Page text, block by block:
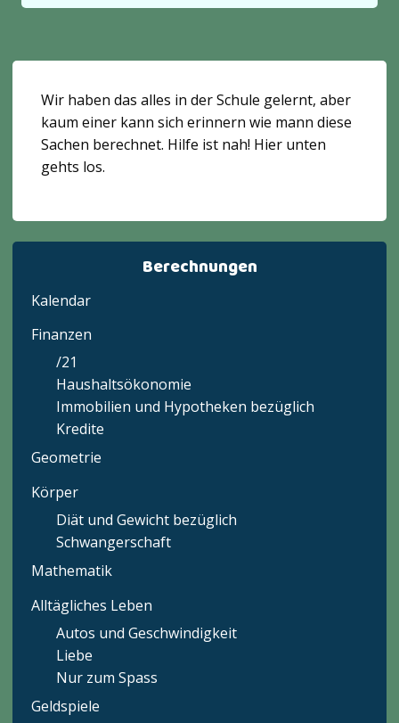
Wir haben das alles in der Schule gelernt, aber
kaum einer kann sich erinnern wie mann diese
Sachen berechnet. Hilfe ist nah! Hier unten
gehts los.
Berechnungen
Kalendar
Finanzen
/21
Haushaltsökonomie
Immobilien und Hypotheken bezüglich
Kredite
Geometrie
Körper
Diät und Gewicht bezüglich
Schwangerschaft
Mathematik
Alltägliches Leben
Autos und Geschwindigkeit
Liebe
Nur zum Spass
Geldspiele